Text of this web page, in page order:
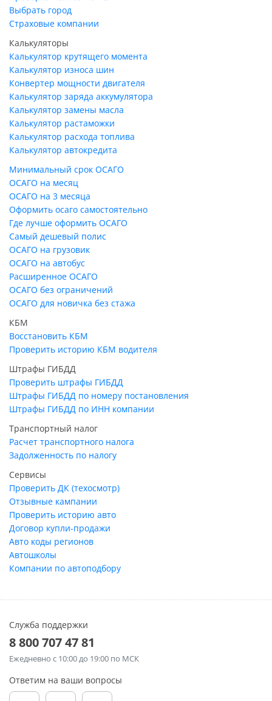
Выбрать город
Страховые компании
Калькуляторы
Калькулятор крутящего момента
Калькулятор износа шин
Конвертер мощности двигателя
Калькулятор заряда аккумулятора
Калькулятор замены масла
Калькулятор растаможки
Калькулятор расхода топлива
Калькулятор автокредита
Минимальный срок ОСАГО
ОСАГО на месяц
ОСАГО на 3 месяца
Оформить осаго самостоятельно
Где лучше оформить ОСАГО
Самый дешевый полис
ОСАГО на грузовик
ОСАГО на автобус
Расширенное ОСАГО
ОСАГО без ограничений
ОСАГО для новичка без стажа
КБМ
Восстановить КБМ
Проверить историю КБМ водителя
Штрафы ГИБДД
Проверить штрафы ГИБДД
Штрафы ГИБДД по номеру постановления
Штрафы ГИБДД по ИНН компании
Транспортный налог
Расчет транспортного налога
Задолженность по налогу
Сервисы
Проверить ДК (техосмотр)
Отзывные кампании
Проверить историю авто
Договор купли-продажи
Авто коды регионов
Автошколы
Компании по автоподбору
Служба поддержки
8 800 707 47 81
Ежедневно с 10:00 до 19:00 по МСК
Ответим на ваши вопросы